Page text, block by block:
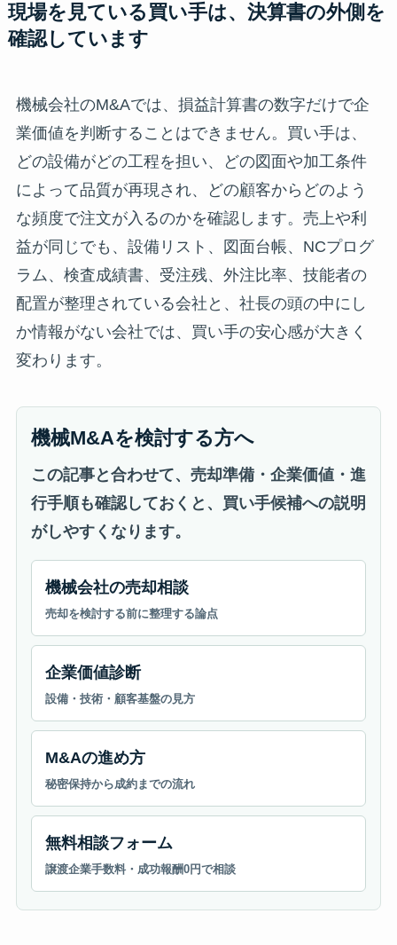
現場を見ている買い手は、決算書の外側を
確認しています
機械会社のM&Aでは、損益計算書の数字だけで企
業価値を判断することはできません。買い手は、
どの設備がどの工程を担い、どの図面や加工条件
によって品質が再現され、どの顧客からどのよう
な頻度で注文が入るのかを確認します。売上や利
益が同じでも、設備リスト、図面台帳、NCプログ
ラム、検査成績書、受注残、外注比率、技能者の
配置が整理されている会社と、社長の頭の中にし
か情報がない会社では、買い手の安心感が大きく
変わります。
機械M&Aを検討する方へ
この記事と合わせて、売却準備・企業価値・進
行手順も確認しておくと、買い手候補への説明
がしやすくなります。
機械会社の売却相談
売却を検討する前に整理する論点
企業価値診断
設備・技術・顧客基盤の見方
M&Aの進め方
秘密保持から成約までの流れ
無料相談フォーム
譲渡企業手数料・成功報酬0円で相談